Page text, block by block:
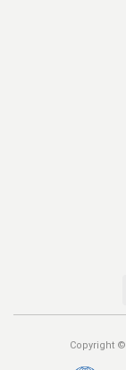
Copyright ©